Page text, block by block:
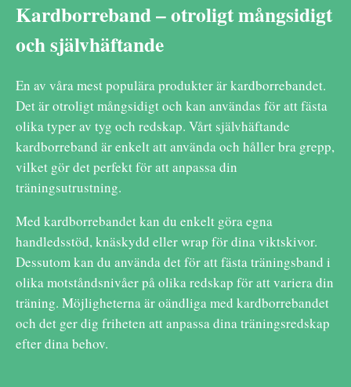
Kardborreband – otroligt mångsidigt
och självhäftande
En av våra mest populära produkter är kardborrebandet.
Det är otroligt mångsidigt och kan användas för att fästa
olika typer av tyg och redskap. Vårt självhäftande
kardborreband är enkelt att använda och håller bra grepp,
vilket gör det perfekt för att anpassa din
träningsutrustning.
Med kardborrebandet kan du enkelt göra egna
handledsstöd, knäskydd eller wrap för dina viktskivor.
Dessutom kan du använda det för att fästa träningsband i
olika motståndsnivåer på olika redskap för att variera din
träning. Möjligheterna är oändliga med kardborrebandet
och det ger dig friheten att anpassa dina träningsredskap
efter dina behov.